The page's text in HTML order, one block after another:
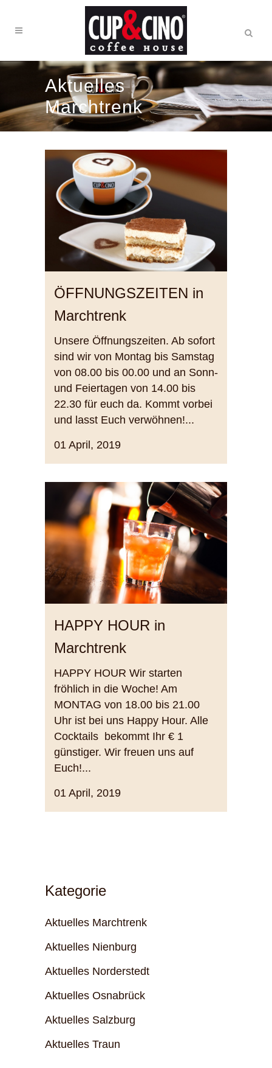
Aktuelles
Marchtrenk
ÖFFNUNGSZEITEN in
Marchtrenk
Unsere Öffnungszeiten. Ab sofort
sind wir von Montag bis Samstag
von 08.00 bis 00.00 und an Sonn-
und Feiertagen von 14.00 bis
22.30 für euch da. Kommt vorbei
und lasst Euch verwöhnen!...
01 April, 2019
HAPPY HOUR in
Marchtrenk
HAPPY HOUR Wir starten
fröhlich in die Woche! Am
MONTAG von 18.00 bis 21.00
Uhr ist bei uns Happy Hour. Alle
Cocktails bekommt Ihr € 1
günstiger. Wir freuen uns auf
Euch!...
01 April, 2019
Kategorie
Aktuelles Marchtrenk
Aktuelles Nienburg
Aktuelles Norderstedt
Aktuelles Osnabrück
Aktuelles Salzburg
Aktuelles Traun